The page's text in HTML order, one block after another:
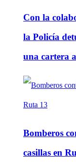
Con la
la Policía
una cartera
Bomberos
casillas en